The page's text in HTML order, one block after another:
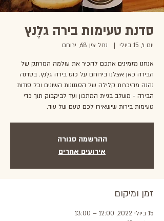
סדנת טעימות בירה גלֶנץ
יום ו׳, 15 ביולי
  |
נחל צין 68, ירוחם
אנחנו מזמינים אתכם להכיר את עולמה המרתק של
הבירה כאן אצלנו בירוחם על כוס בירה גלֶנץ. בסדנה
נהנה מהיכרות קלילה של הסגנונות השונים וכל סודות
הבירה - משלב בניית המתכון ועד לביקבוק תוך כדי
טעימות בירות שישאירו לכם טעם של עוד.
ההרשמה סגורה
אירועים אחרים
זמן ומיקום
15 ביולי 2022, 12:00 – 13:00